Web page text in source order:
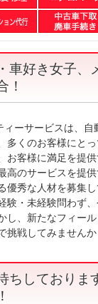
車好き女子、
！
ーサービスは、自
多くのお客様にと
お客様に満足を提
高のサービスを提
優秀な人材を募集
験・未経験問わず
し、新たなフィー
挑戦してみませんか
ちしておりま